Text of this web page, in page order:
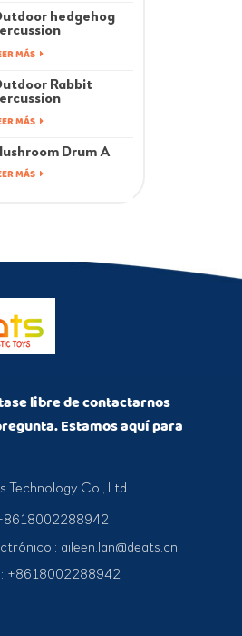
hedgehog
MÁS
Rabbit
MÁS
Drum A
MÁS
libre de contactarnos
Estamos aquí para
Technology Co., Ltd
: aileen.lan@deats.cn
+8618002288942